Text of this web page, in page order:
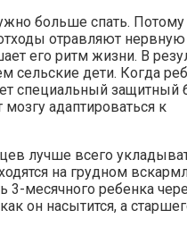
больше спать.
отравляют нервную
его ритм жизни. В
сельские дети. Когда
специальный защитный
адаптироваться к
лучше всего
на грудном
3-месячного ребенка
он насытится, а